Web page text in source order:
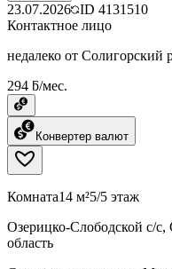
23.07.2026 ID 4131510
Контактное лицо
недалеко от Солигорский
294 ƃ/мес.
Конвертер валют
Комната14 м²5/5 этаж
Озерицко-Слободской с/
область